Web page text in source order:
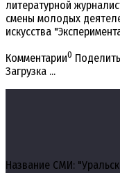
литературной
смены молодых
искусства
Комментарии0
Загрузка ...
Название СМИ: